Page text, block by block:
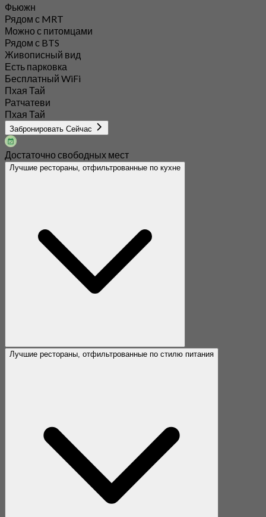
Фьюжн
Рядом с MRT
Можно с питомцами
Рядом с BTS
Живописный вид
Есть парковка
Бесплатный WiFi
Пхая Тай
Ратчатеви
Пхая Тай
Забронировать Сейчас
Достаточно свободных мест
Лучшие рестораны, отфильтрованные по кухне
Лучшие рестораны, отфильтрованные по стилю питания